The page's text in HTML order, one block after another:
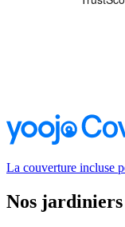
La couverture incluse
Nos